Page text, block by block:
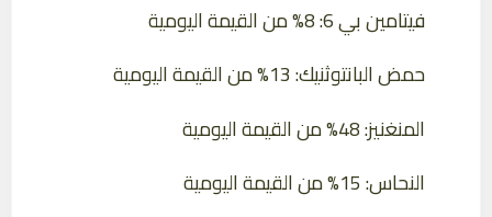
فيتامين بي 6: 8% من القيمة اليومية
حمض البانتوثنيك: 13% من القيمة اليومية
المنغنيز: 48% من القيمة اليومية
النحاس: 15% من القيمة اليومية